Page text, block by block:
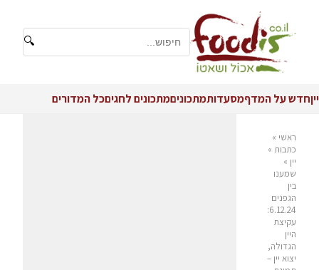
🔍
ייןחדש על המדףמסעדותמתכוניםמתכונים לחגיםכל המדורים
ראשי »
כתבות »
יין »
שמענו
בין
הגפנים
6.12.24:
עקיצת
היין
הגדולה,
יצוא יין –